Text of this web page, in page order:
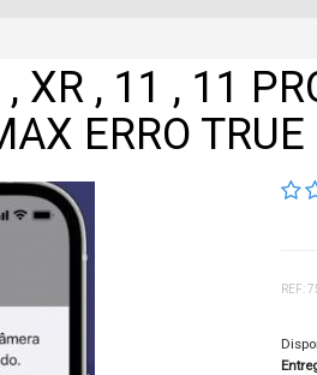
XR , 11 , 11
ERRO
REF: